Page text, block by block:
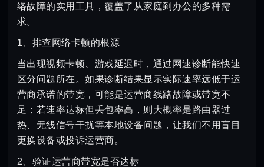
络故障的实用工具，覆盖了从家庭到办公的多种需
求。
1、排查网络卡顿的根源
当出现视频卡顿、游戏延迟时，通过网速诊断能快速
区分问题所在。如果诊断结果显示实际速率远低于运
营商承诺的带宽，可能是运营商线路故障或带宽不
足；若速率达标但丢包率高，则大概率是路由器过
热、无线信号干扰等本地设备问题，让我们不用盲目
更换设备或投诉运营商。
2、验证运营商带宽是否达标